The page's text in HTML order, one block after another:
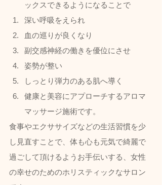
ックスできるようになることで
深い呼吸をえられ
血の巡りが良くなり
副交感神経の働きを優位にさせ
姿勢が整い
しっとり弾力のある肌へ導く
健康と美容にアプローチするアロマ
マッサージ施術です。
食事やエクササイズなどの生活習慣を少
し見直すことで、体も心も元気で綺麗で
過ごして頂けるようお手伝いする、女性
の幸せのためのホリスティックなサロン